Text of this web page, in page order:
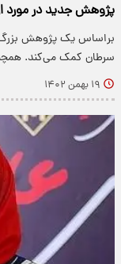
پژوهش جدید در مورد
براساس یک پژوهش
سرطان کمک می‌کند.
۱۹ بهمن ۱۴۰۲